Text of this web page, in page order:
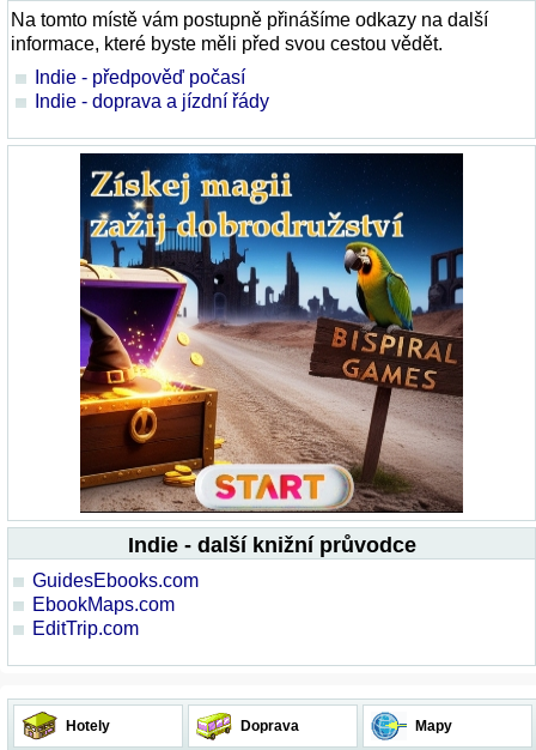
Na tomto místě vám postupně přinášíme odkazy na další
informace, které byste měli před svou cestou vědět.
Indie - předpověď počasí
Indie - doprava a jízdní řády
Indie - další knižní průvodce
GuidesEbooks.com
EbookMaps.com
EditTrip.com
Hotely Doprava Mapy